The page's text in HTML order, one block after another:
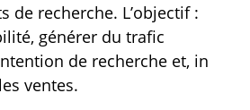
de recherche. L’objectif :
générer du trafic
de recherche et, in
ventes.